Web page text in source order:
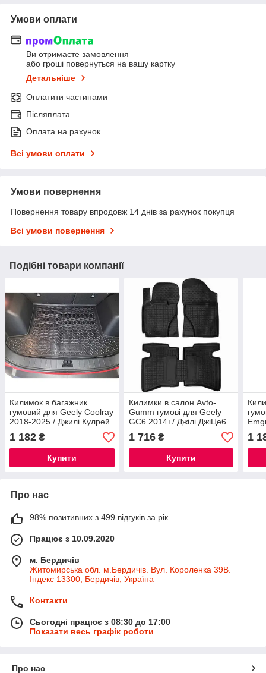
Умови оплати
Ви отримаєте замовлення
або гроші повернуться на вашу картку
Детальніше
Оплатити частинами
Післяплата
Оплата на рахунок
Всі умови оплати
Умови повернення
Повернення товару впродовж 14 днів за рахунок покупця
Всі умови повернення
Подібні товари компанії
Килимок в багажник
гумовий для Geely Coolray
2018-2025 / Джилі Кулрей
автогум
1 182 ₴
Купити
Килимки в салон Avto-
Gumm гумові для Geely
GC6 2014+/ Джілі ДжіЦе6
1 716₴
Купити
1
Про нас
98% позитивних з 499 відгуків за рік
Працює з 10.09.2020
м. Бердичів
Житомирська обл. м.Бердичів. Вул. Короленка 39В.
Індекс 13300, Бердичів, Україна
Контакти
Сьогодні працює з 08:30 до 17:00
Показати весь графік роботи
Про нас